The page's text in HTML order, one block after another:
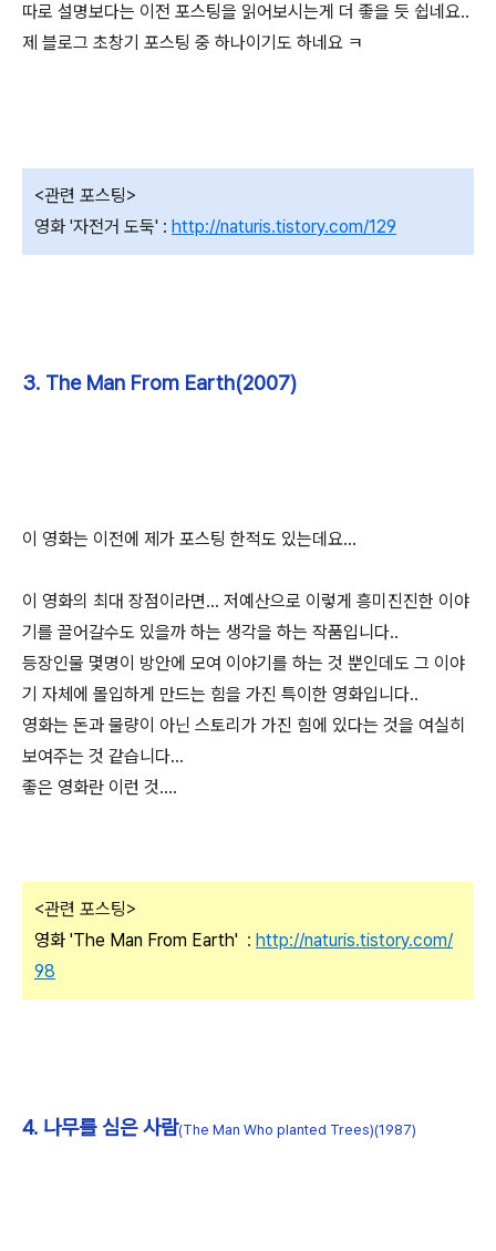
따로 설명보다는 이전 포스팅을 읽어보시는게 더 좋을 듯 쉽네요..
제 블로그 초창기 포스팅 중 하나이기도 하네요 ㅋ
<관련 포스팅>
영화 '자전거 도둑' : http://naturis.tistory.com/129
3. The Man From Earth(2007)
이 영화는 이전에 제가 포스팅 한적도 있는데요...
이 영화의 최대 장점이라면... 저예산으로 이렇게 흥미진진한 이야
기를 끌어갈수도 있을까 하는 생각을 하는 작품입니다..
등장인물 몇명이 방안에 모여 이야기를 하는 것 뿐인데도 그 이야
기 자체에 몰입하게 만드는 힘을 가진 특이한 영화입니다..
영화는 돈과 물량이 아닌 스토리가 가진 힘에 있다는 것을 여실히
보여주는 것 같습니다...
좋은 영화란 이런 것....
<관련 포스팅>
영화 'The Man From Earth' : http://naturis.tistory.com/
98
4. 나무를 심은 사람(The Man Who planted Trees)(1987)